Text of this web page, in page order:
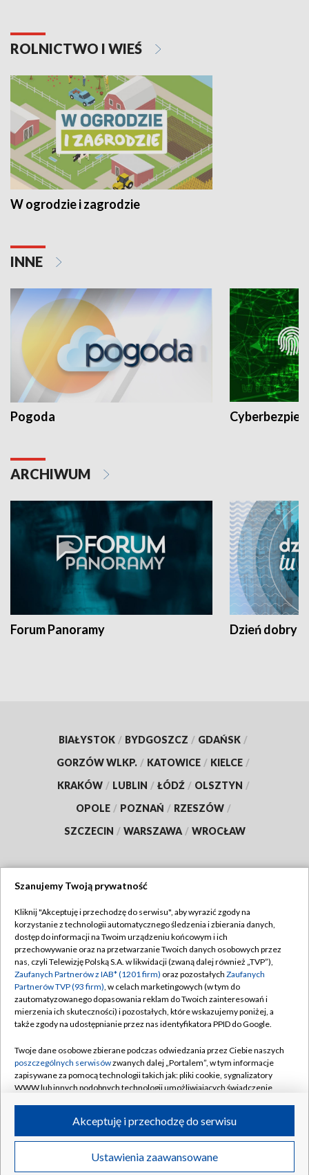
ROLNICTWO I WIEŚ
W ogrodzie i zagrodzie
INNE
Pogoda
ARCHIWUM
Forum Panoramy Dzień dobry
BIAŁYSTOK / BYDGOSZCZ / GDAŃSK /
GORZÓW WLKP. / KATOWICE / KIELCE /
KRAKÓW / LUBLIN / ŁÓDŹ / OLSZTYN /
OPOLE / POZNAŃ / RZESZÓW /
SZCZECIN / WARSZAWA / WROCŁAW
TVP
Abonament TVP
Emisja w TVP
Centrum informacji TVP
Naziemna Telewizja Cyfrowa
Rada Programowa
System NOS
Informacje o nadawcy
Program dla prasy
Ogłoszenie przetargowe
Regulamin TVP
Polityka prywatności
Moje zgody
Pomoc
Kontakt
Kanały
©2026 Telewizja Polska S.A. w likwidacji
Szanujemy Twoją prywatność
Kliknij "Akceptuję i przechodzę do serwisu", aby wyrazić zgody na
korzystanie z technologii automatycznego śledzenia i zbierania danych,
dostęp do informacji na Twoim urządzeniu końcowym i ich
przechowywanie oraz na przetwarzanie Twoich danych osobowych przez
nas, czyli Telewizję Polską S.A. w likwidacji (zwaną dalej również „TVP”),
Zaufanych Partnerów z IAB* (1201 firm) oraz pozostałych Zaufanych
Partnerów TVP (93 firm), w celach marketingowych (w tym do
zautomatyzowanego dopasowania reklam do Twoich zainteresowań i
mierzenia ich skuteczności) i pozostałych, które wskazujemy poniżej, a
także zgody na udostępnianie przez nas identyfikatora PPID do Google.
Twoje dane osobowe zbierane podczas odwiedzania przez Ciebie naszych
poszczególnych serwisówzwanych dalej „Portalem”, w tym informacje
zapisywane za pomocą technologii takich jak: pliki cookie, sygnalizatory
WWW lub innych podobnych technologii umożliwiających świadczenie
ruchu w Internecie.
Twoje dane osobowe zbierane podczas odwiedzania przez Ciebie
poszczególnych serwisówna Portalu, takie jak adresy IP, identyfikatory
Ustawienia zaawansowane
Akceptuję i przechodzę do serwisu